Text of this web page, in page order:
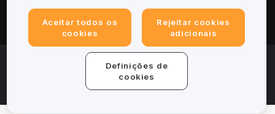
Legal
© 2025-2026 Bybit.eu. All rights reserved.
Termos de Privacidade
Central de Preferências de Cookies
Aceitar todos os
cookies
Rejeitar cookies
adicionais
Definições de
cookies